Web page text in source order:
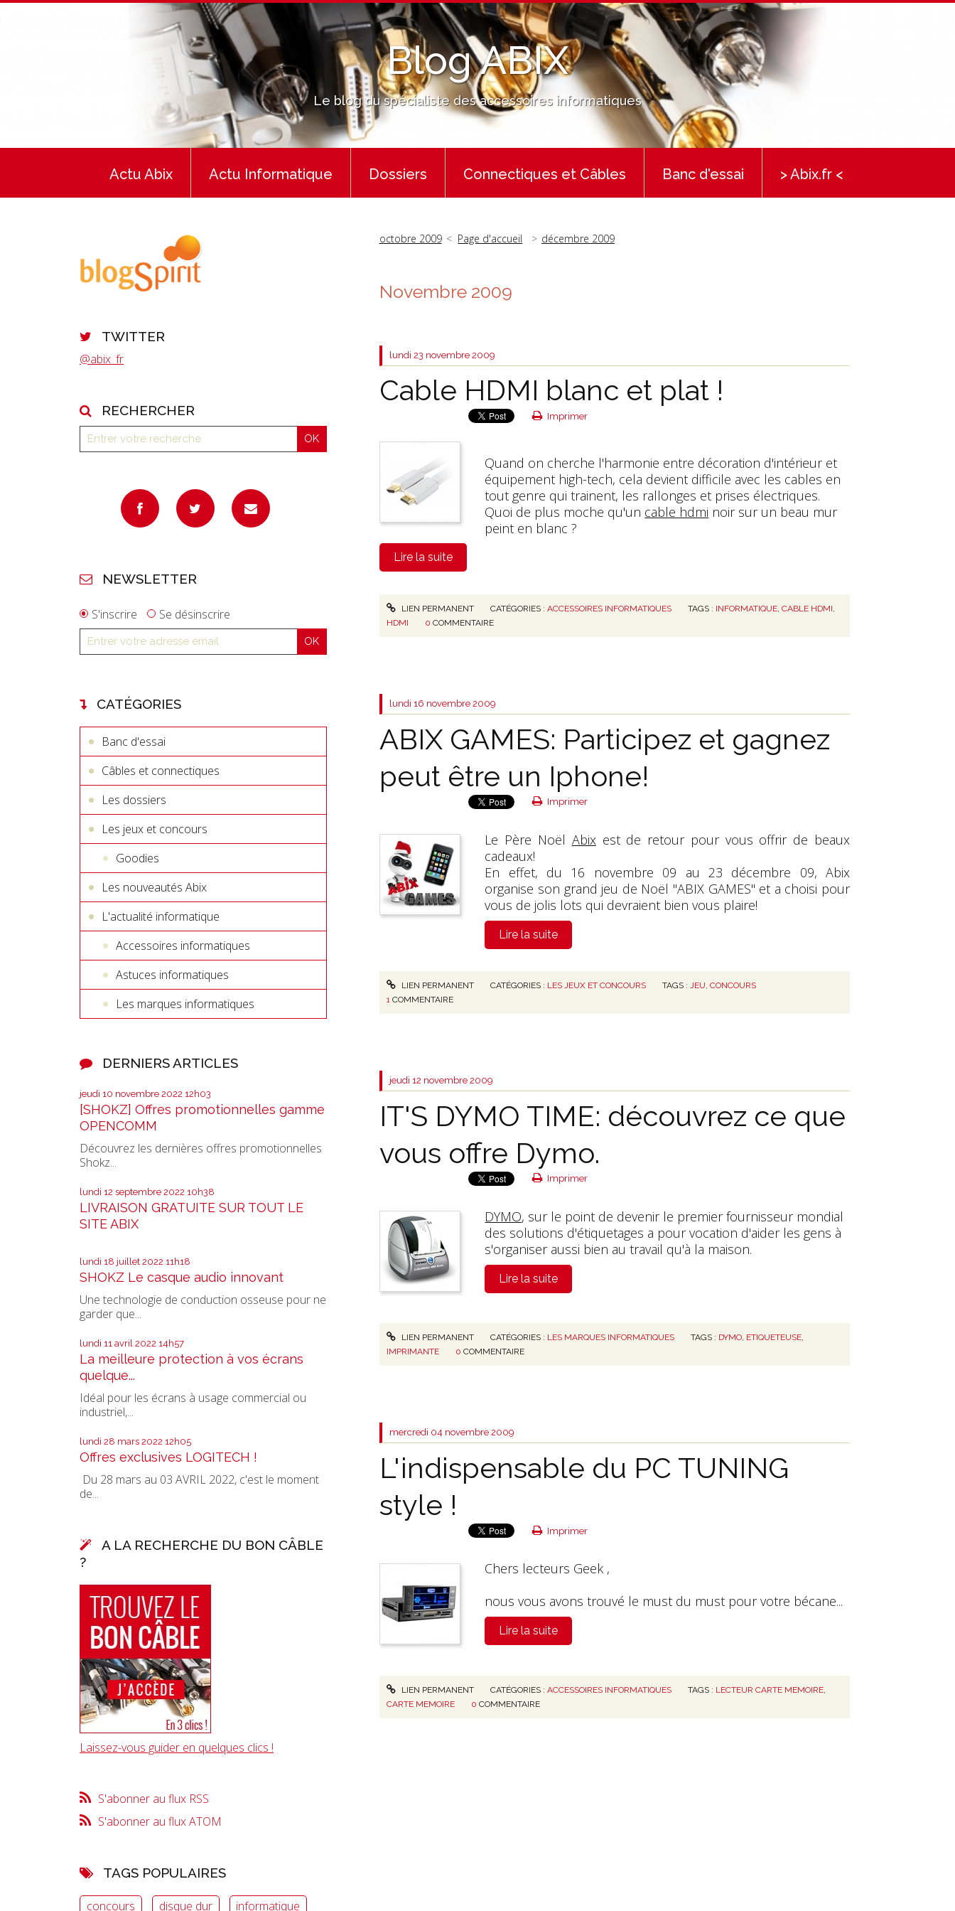
Blog ABIX
Le blog du spécialiste des accessoires informatiques
Actu Abix Actu Informatique Dossiers Connectiques et Câbles Banc d'essai > Abix.fr <
TWITTER
@abix_fr
RECHERCHER
NEWSLETTER
S'inscrire Se désinscrire
CATÉGORIES
Banc d'essai
Câbles et connectiques
Les dossiers
Les jeux et concours
Goodies
Les nouveautés Abix
L'actualité informatique
Accessoires informatiques
Astuces informatiques
Les marques informatiques
DERNIERS ARTICLES
jeudi 10 novembre 2022 12h03
[SHOKZ] Offres promotionnelles gamme
OPENCOMM
Découvrez les dernières offres promotionnelles
Shokz...
lundi 12 septembre 2022 10h38
LIVRAISON GRATUITE SUR TOUT LE
SITE ABIX
lundi 18 juillet 2022 11h18
SHOKZ Le casque audio innovant
Une technologie de conduction osseuse pour ne
garder que...
lundi 11 avril 2022 14h57
La meilleure protection à vos écrans
quelque...
Idéal pour les écrans à usage commercial ou
industriel,...
lundi 28 mars 2022 12h05
Offres exclusives LOGITECH !
Du 28 mars au 03 AVRIL 2022, c'est le moment
de...
A LA RECHERCHE DU BON CÂBLE
?
Laissez-vous guider en quelques clics !
S'abonner au flux RSS
S'abonner au flux ATOM
TAGS POPULAIRES
concours disque dur
informatique
octobre 2009 Page d'accueil décembre 2009
Novembre 2009
lundi 23 novembre 2009
Cable HDMI blanc et plat !
Imprimer
Quand on cherche l'harmonie entre décoration d'intérieur et
équipement high-tech, cela devient difficile avec les cables en
tout genre qui trainent, les rallonges et prises électriques.
Quoi de plus moche qu'un cable hdmi noir sur un beau mur
peint en blanc ?
Lire la suite
LIEN PERMANENT CATÉGORIES : ACCESSOIRES INFORMATIQUES TAGS : INFORMATIQUE, CABLE HDMI
HDMI
0 COMMENTAIRE
lundi 16 novembre 2009
ABIX GAMES: Participez et gagnez
peut être un Iphone!
Imprimer
Le Père Noël Abix est de retour pour vous offrir de beaux
cadeaux!
En effet, du 16 novembre 09 au 23 décembre 09, Abix
organise son grand jeu de Noël "ABIX GAMES" et a choisi pour
vous de jolis lots qui devraient bien vous plaire!
Lire la suite
LIEN PERMANENT CATÉGORIES : LES JEUX ET CONCOURS TAGS : JEU, CONCOURS
1 COMMENTAIRE
jeudi 12 novembre 2009
IT'S DYMO TIME: découvrez ce que
vous offre Dymo.
Imprimer
DYMO, sur le point de devenir le premier fournisseur mondial
des solutions d'étiquetages a pour vocation d'aider les gens à
s'organiser aussi bien au travail qu'à la maison.
Lire la suite
LIEN PERMANENT CATÉGORIES : LES MARQUES INFORMATIQUES TAGS : DYMO, ETIQUETEUSE,
IMPRIMANTE
0 COMMENTAIRE
mercredi 04 novembre 2009
L'indispensable du PC TUNING
style !
Imprimer
Chers lecteurs Geek ,
nous vous avons trouvé le must du must pour votre bécane...
Lire la suite
LIEN PERMANENT CATÉGORIES : ACCESSOIRES INFORMATIQUES TAGS : LECTEUR CARTE MEMOIRE,
CARTE MEMOIRE
0 COMMENTAIRE